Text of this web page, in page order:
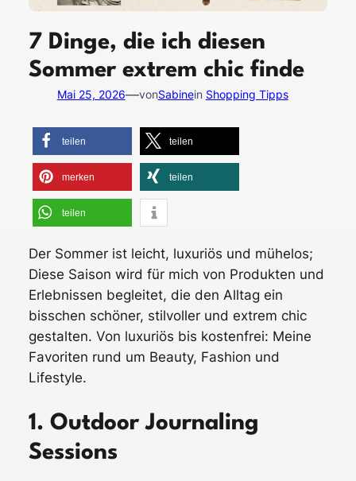
7 Dinge, die ich diesen
Sommer extrem chic finde
Mai 25, 2026—vonSabinein Shopping Tipps
teilen teilen
merken teilen
teilen
Der Sommer ist leicht, luxuriös und mühelos;
Diese Saison wird für mich von Produkten und
Erlebnissen begleitet, die den Alltag ein
bisschen schöner, stilvoller und extrem chic
gestalten. Von luxuriös bis kostenfrei: Meine
Favoriten rund um Beauty, Fashion und
Lifestyle.
1. Outdoor Journaling
Sessions